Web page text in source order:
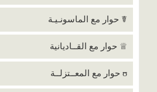
☤ حوار مع الماسونـيـة
♕ حوار مع القــاديانية
ʊ حوار مع المعــتزلــة